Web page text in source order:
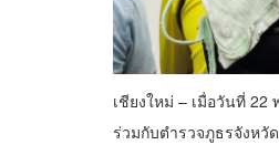
เชียงใหม่ – เมื่อวันที่
ร่วมกับตำรวจภูธรจังห